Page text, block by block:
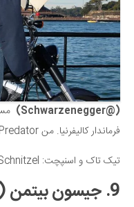
(@Schwarzenegger)
فرماندار کالیفرنیا. من Predator را کشتم. گفته بودم که برمی‌گردم.
تیک تاک و اسنپچت: ArnoldSchnitzel
9. جیسون بیتمن (Jason Bateman)